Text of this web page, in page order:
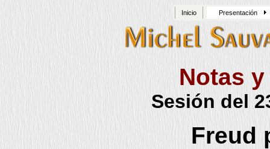
Inicio Presentación
Notas
Sesión del
Freud